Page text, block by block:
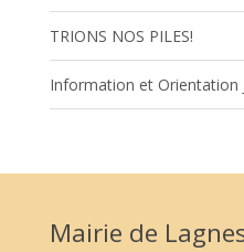
TRIONS NOS PILES!
Information et Orientation
Mairie de